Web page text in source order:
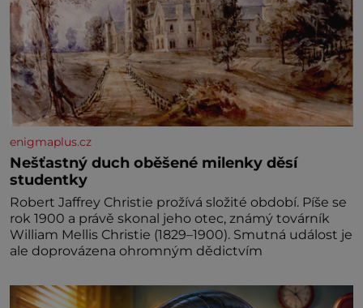
enigmaplus.cz
Nešťastný duch oběšené milenky děsí
studentky
Robert Jaffrey Christie prožívá složité období. Píše se
rok 1900 a právě skonal jeho otec, známý továrník
William Mellis Christie (1829–1900). Smutná událost je
ale doprovázena ohromným dědictvím